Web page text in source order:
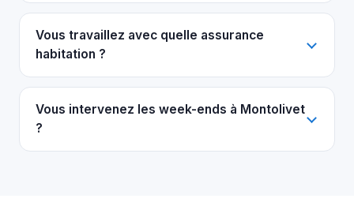
Vous travaillez avec quelle assurance
habitation ?
Vous intervenez les week-ends à Montolivet
?